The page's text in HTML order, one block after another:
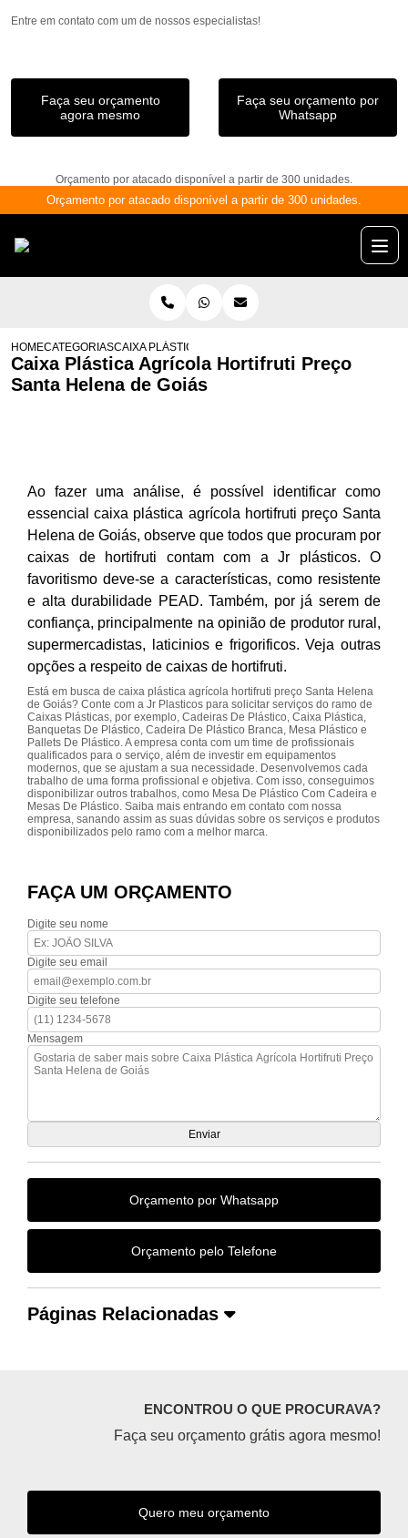
Entre em contato com um de nossos especialistas!
Faça seu orçamento
agora mesmo
Faça seu orçamento por
Whatsapp
Orçamento por atacado disponível a partir de 300 unidades.
Orçamento por atacado disponível a partir de 300 unidades.
HOMECATEGORIASCAIXA PLÁSTICA AGRÍCOLA HORTIFRUTI PREÇO
Caixa Plástica Agrícola Hortifruti Preço
Santa Helena de Goiás
Ao fazer uma análise, é possível identificar como
essencial caixa plástica agrícola hortifruti preço Santa
Helena de Goiás, observe que todos que procuram por
caixas de hortifruti contam com a Jr plásticos. O
favoritismo deve-se a características, como resistente
e alta durabilidade PEAD. Também, por já serem de
confiança, principalmente na opinião de produtor rural,
supermercadistas, laticinios e frigorificos. Veja outras
opções a respeito de caixas de hortifruti.
Está em busca de caixa plástica agrícola hortifruti preço Santa Helena
de Goiás? Conte com a Jr Plasticos para solicitar serviços do ramo de
Caixas Plásticas, por exemplo, Cadeiras De Plástico, Caixa Plástica,
Banquetas De Plástico, Cadeira De Plástico Branca, Mesa Plástico e
Pallets De Plástico. A empresa conta com um time de profissionais
qualificados para o serviço, além de investir em equipamentos
modernos, que se ajustam a sua necessidade. Desenvolvemos cada
trabalho de uma forma profissional e objetiva. Com isso, conseguimos
disponibilizar outros trabalhos, como Mesa De Plástico Com Cadeira e
Mesas De Plástico. Saiba mais entrando em contato com nossa
empresa, sanando assim as suas dúvidas sobre os serviços e produtos
disponibilizados pelo ramo com a melhor marca.
FAÇA UM ORÇAMENTO
Digite seu nome
Digite seu email
Digite seu telefone
Mensagem
Orçamento por Whatsapp
Orçamento pelo Telefone
Páginas Relacionadas
ENCONTROU O QUE PROCURAVA?
Faça seu orçamento grátis agora mesmo!
Quero meu orçamento